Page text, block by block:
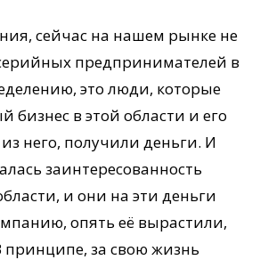
сейчас на нашем рынке не
предпринимателей в
это люди, которые
бизнес в этой области и его
него, получили деньги. И
заинтересованность
и они на эти деньги
опять её вырастили,
принципе, за свою жизнь